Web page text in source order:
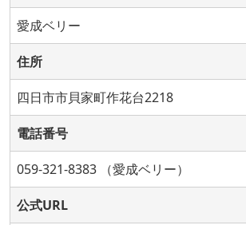
愛成ベリー
住所
四日市市貝家町作花台2218
電話番号
059-321-8383 （愛成ベリー）
公式URL